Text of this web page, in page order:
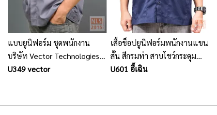
แบบยูนิฟอร์ม ชุดพนักงาน
บริษัท Vector Technologies /
นลินสิริ ศรีราชา ชลบุรี รับตัด
U349 vector
เสื้อช็อปยูนิฟอร์มพนักงานแขน
สั้น สีกรมท่า สาบโชว์กระดุม
ขลิบแดง
U601 อี้เฉิน